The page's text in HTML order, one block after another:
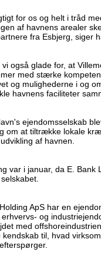
for os og helt i tråd
af havnens arealer
fra Esbjerg, siger
også glade for, at
med stærke
og mulighederne i og
havnens faciliteter
ejendomsselskab
om at tiltrække lokale
af havnen.
var i januar, da E. Bank
ApS har en
og
med
kendskab til, hvad